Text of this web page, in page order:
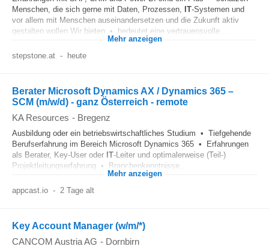
Menschen, die sich gerne mit Daten, Prozessen, IT‑Systemen und
vor allem mit Menschen auseinandersetzen und die Zukunft aktiv
gestalten wollen Wir bieten • bedeutet eine vertrauensvolle...
Mehr anzeigen
stepstone.at - heute
Berater Microsoft Dynamics AX / Dynamics 365 –
SCM (m/w/d) - ganz Österreich - remote
KA Resources - Bregenz
Ausbildung oder ein betriebswirtschaftliches Studium • Tiefgehende
Berufserfahrung im Bereich Microsoft Dynamics 365 • Erfahrungen
als Berater, Key-User oder IT-Leiter und optimalerweise (Teil-)
Projektleitungserfahrung • Branchenkenntnisse...
Mehr anzeigen
appcast.io - 2 Tage alt
Key Account Manager (w/m/*)
CANCOM Austria AG - Dornbirn